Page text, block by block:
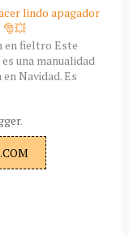
lindo apagador
🎅💥
en fieltro Este
una manualidad
Navidad. Es
.